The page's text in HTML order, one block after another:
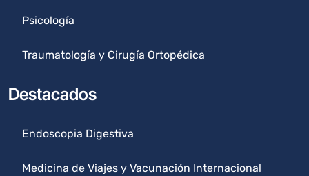
Psicología
Traumatología y Cirugía Ortopédica
Destacados
Endoscopia Digestiva
Medicina de Viajes y Vacunación Internacional